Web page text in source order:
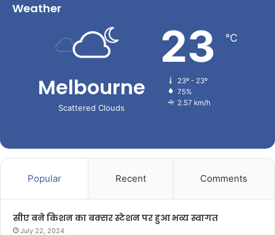
Weather
Melbourne
Scattered Clouds
23 ℃
23º - 23º
75%
2.57 km/h
Popular Recent Comments
सीए बने किशन का बक्सर स्टेशन पर हुआ भव्य स्वागत
July 22, 2024